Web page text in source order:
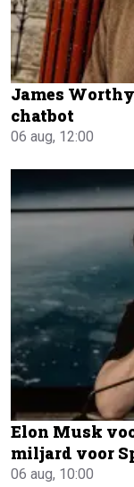
James
chatbot
06 aug, 12:00
Elon Musk
miljard voor
06 aug, 10:00